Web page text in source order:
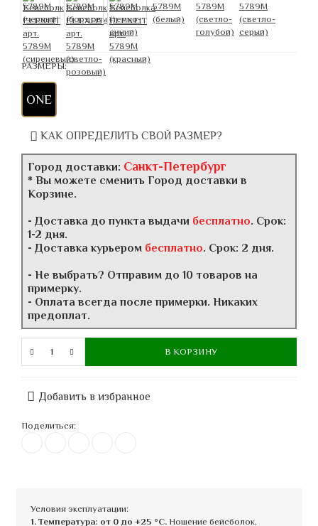
РАЗМЕРЫ:
ONE
КАК ОПРЕДЕЛИТЬ СВОЙ РАЗМЕР?
Город доставки: Санкт-Петербург
* Вы можете сменить Город доставки в
Корзине.
- Доставка до пункта выдачи бесплатно. Срок:
1-2 дня.
- Доставка курьером бесплатно. Срок: 2 дня.
- Не выбрать? Отправим до 10 товаров на
примерку.
- Оплата всегда после примерки. Никаких
предоплат.
В КОРЗИНУ
Добавить в избранное
Поделиться:
Условия эксплуатации:
1. Температура: от 0 до +25 °C.Ношение бейсболок,